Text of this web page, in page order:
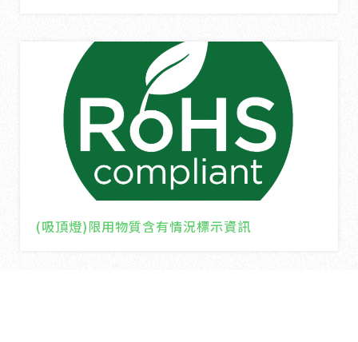
(吸頂燈)限用物質含有情況標示資訊